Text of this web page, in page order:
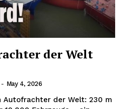
der Welt
- May 4, 2026
Autofrachter der Welt: 230 m